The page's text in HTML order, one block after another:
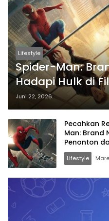
Lifestyle
Spider-Man:
Hadapi Hulk di
Juni 22, 2026
Pecahkan
Man: Brand
Penonton
Lifestyle